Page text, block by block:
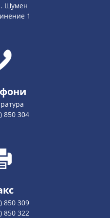
Шумен
1
850 304
850 309
850 322